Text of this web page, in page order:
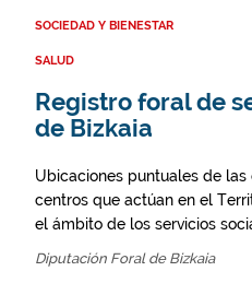
SOCIEDAD Y BIENESTAR
SALUD
Registro foral de
de Bizkaia
Ubicaciones puntuales de las
centros que actúan en el
el ámbito de los servicios
Diputación Foral de Bizkaia